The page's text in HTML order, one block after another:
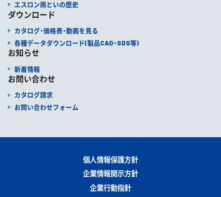
エスロン雨といの歴史
ダウンロード
カタログ・価格表・動画を見る
各種データダウンロード(製品CAD・SDS等)
お知らせ
新着情報
お問い合わせ
カタログ請求
お問い合わせフォーム
個人情報保護方針
企業情報開示方針
企業行動指針